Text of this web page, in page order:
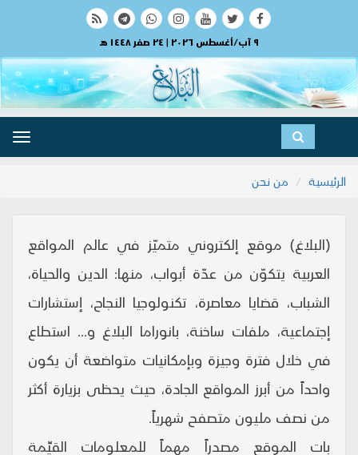
٩ آب/أغسطس ٢٠٢٦ | ٢٤ صفر ١٤٤٨ هـ
الرئيسية
من نحن
(البلاغ) موقع إلكتروني متميّز في عالم المواقع
العربية يتكوّن من عدّة أبواب، منها: الدين والحياة،
الشباب، قضايا معاصرة، تكنولوجيا النجاح، إستشارات
إجتماعية، ملفات ساخنة، بانوراما البلاغ و... استطاع
في خلال فترة وجيزة وبإمكانيات متواضعة أن يكون
واحداً من أبرز المواقع الجادة، حيث يحظى بزيارة أكثر
من نصف مليون متصفح شهرياً.
بات الموقع مصدراً مهماً للمعلومات القيِّمة